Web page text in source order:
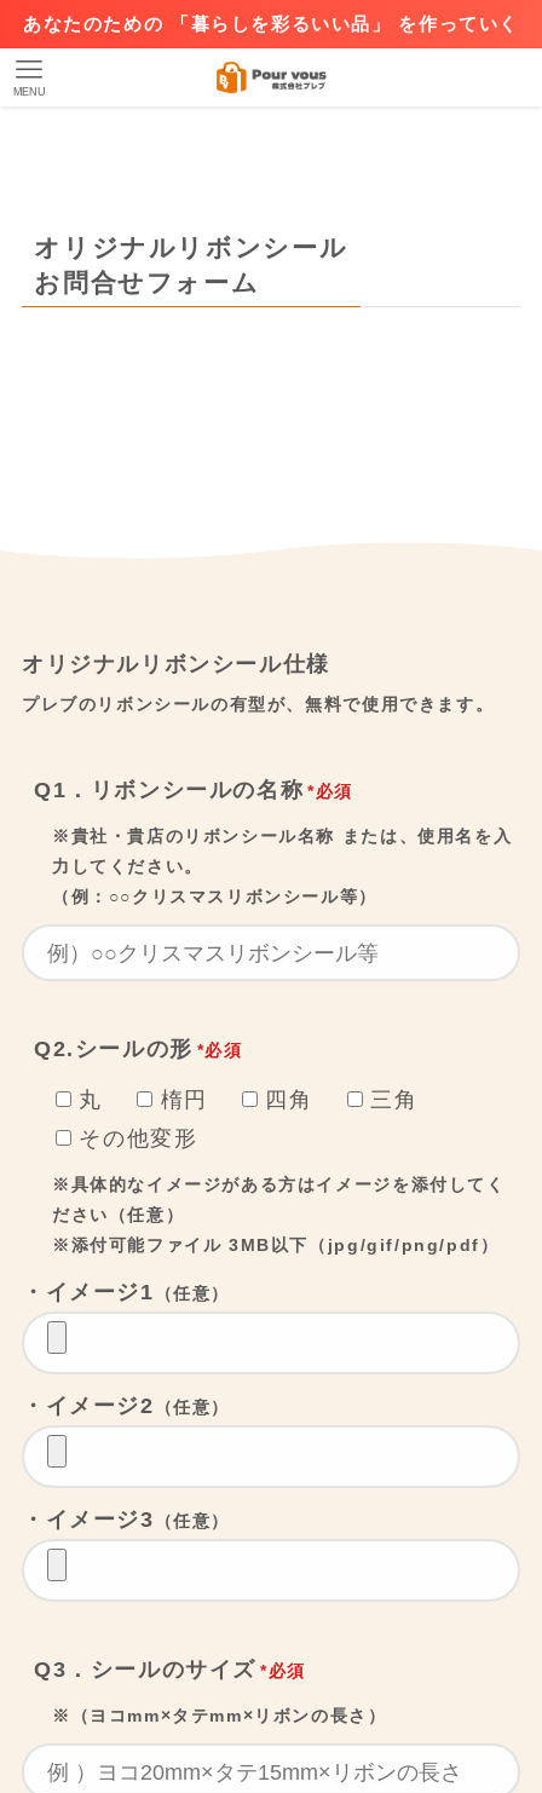
あなたのための 「暮らしを彩るいい品」 を作っていく
MENU
オリジナルリボンシール
お問合せフォーム
オリジナルリボンシール仕様
プレブのリボンシールの有型が、無料で使用できます。
Q1．リボンシールの名称 *必須
※貴社・貴店のリボンシール名称 または、使用名を入
力してください。
（例：○○クリスマスリボンシール等）
Q2.シールの形 *必須
丸 楕円 四角
三角
その他変形
※具体的なイメージがある方はイメージを添付してく
ださい（任意）
※添付可能ファイル 3MB以下（jpg/gif/png/pdf）
・イメージ1 （任意）
・イメージ2 （任意）
・イメージ3 （任意）
Q3．シールのサイズ *必須
※（ヨコmm×タテmm×リボンの長さ）